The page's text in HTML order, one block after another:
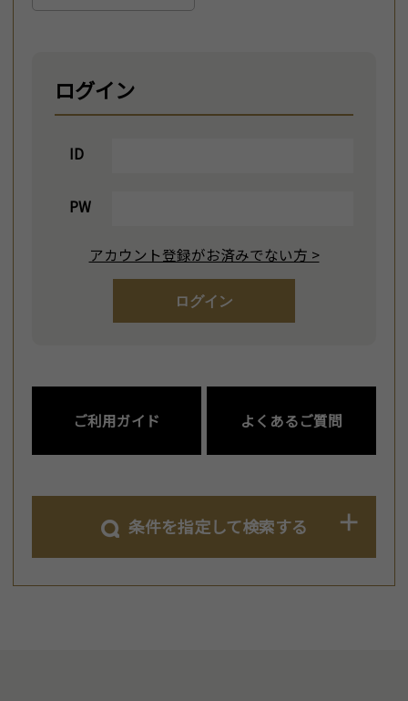
ログイン
ID
PW
アカウント登録がお済みでない方 >
ログイン
ご利用ガイド よくあるご質問
条件を指定して検索する